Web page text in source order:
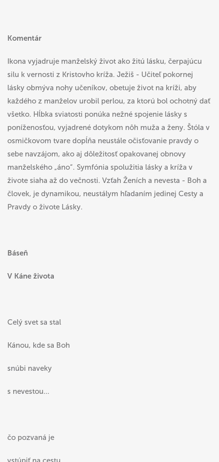
Komentár
Ikona vyjadruje manželský život ako žitú lásku, čerpajúcu
silu k vernosti z Kristovho kríža. Ježiš - Učiteľ pokornej
lásky obmýva nohy učeníkov, obetuje život na kríži, aby
každého z manželov urobil perlou, za ktorú bol ochotný dať
všetko. Hĺbka sviatosti ponúka nežné spojenie lásky s
poníženosťou, vyjadrené dotykom nôh muža a ženy. Štóla v
osmičkovom tvare dopĺňa neustále očisťovanie pravdy o
sebe navzájom, ako aj dôležitosť opakovanej obnovy
manželského „áno“. Symfónia spolužitia lásky a kríža v
živote siaha až do večnosti. Vzťah Ženích a nevesta - Boh a
človek, je dynamikou, neustálym hľadaním jedinej Cesty a
Pravdy o živote Lásky.
Báseň
V Káne života
Celý svet sa stal
Kánou, kde sa Boh
snúbi naveky
s nevestou...
čo pozvaná je